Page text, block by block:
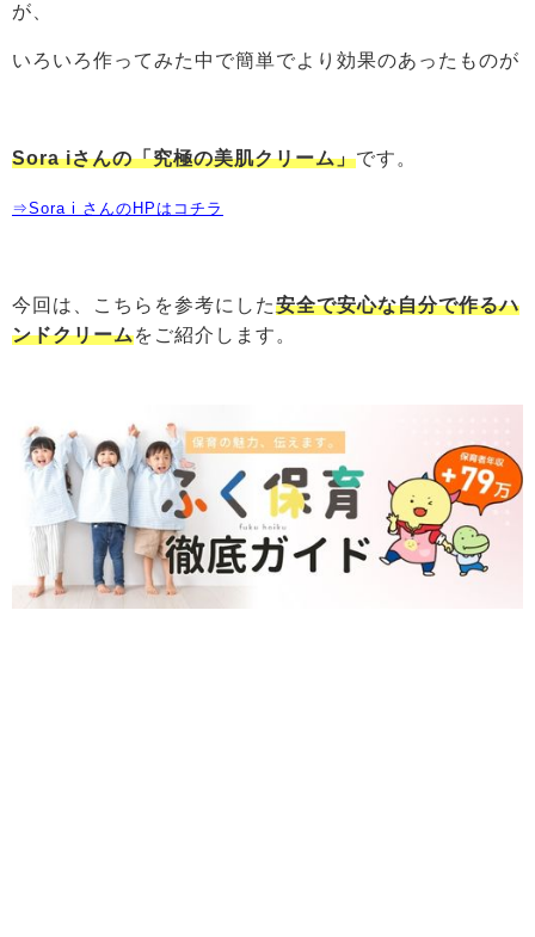
が、
いろいろ作ってみた中で簡単でより効果のあったものが
Sora iさんの「究極の美肌クリーム」です。
⇒Sora i さんのHPはコチラ
今回は、こちらを参考にした安全で安心な自分で作るハ
ンドクリームをご紹介します。